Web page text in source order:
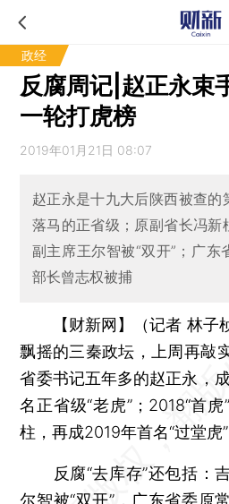
政经
反腐周记|赵正永束
一轮打虎榜
2019年01月21日 08:07
赵正永是十九大后陕西被查的
落马的正省级；原副省长冯新
副主席王尔智被“双开”；广东
部长曾志权被捕
【财新网】（记者 林子
飘摇的三秦政坛，上周再敲
省委书记五年多的赵正永，
名正省级“老虎”；2018“首
柱，再成2019年首名“过堂虎”
反腐“去库存”还包括：
尔智被“双开”，广东省委原